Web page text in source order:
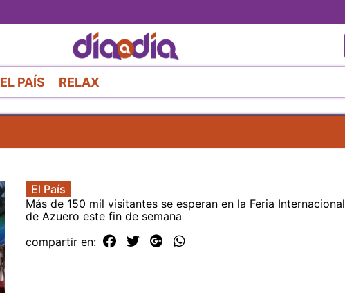
al
contenido
principal
EL PAÍS RELAX
El País
Más de 150 mil visitantes se esperan en la Feria Internacional
de Azuero este fin de semana
compartir en: